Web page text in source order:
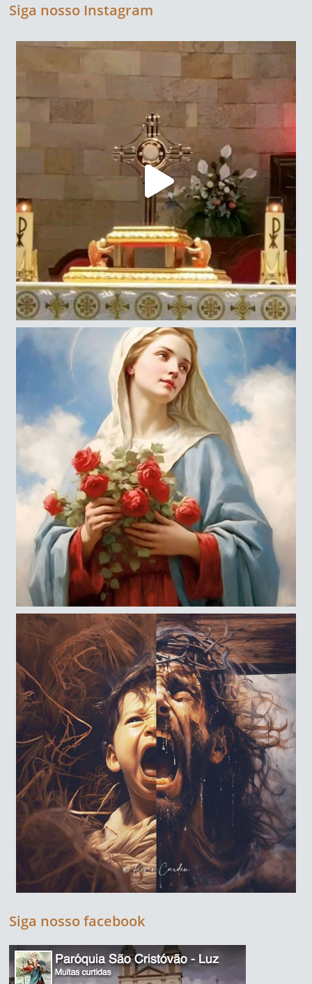
Siga nosso Instagram
Siga nosso facebook